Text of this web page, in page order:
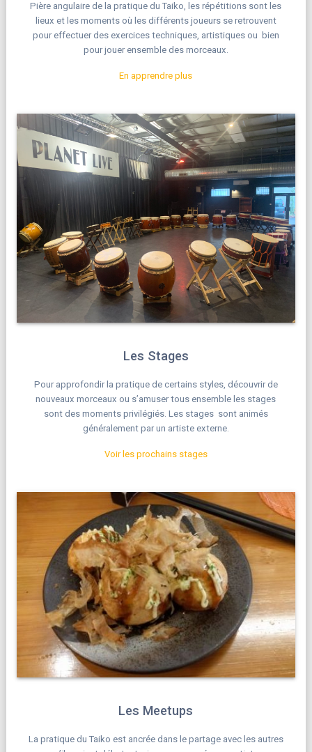
Pière angulaire de la pratique du Taiko, les répétitions sont les
lieux et les moments où les différents joueurs se retrouvent
pour effectuer des exercices techniques, artistiques ou bien
pour jouer ensemble des morceaux.
En apprendre plus
Les Stages
Pour approfondir la pratique de certains styles, découvrir de
nouveaux morceaux ou s’amuser tous ensemble les stages
sont des moments privilégiés. Les stages sont animés
généralement par un artiste externe.
Voir les prochains stages
Les Meetups
La pratique du Taiko est ancrée dans le partage avec les autres